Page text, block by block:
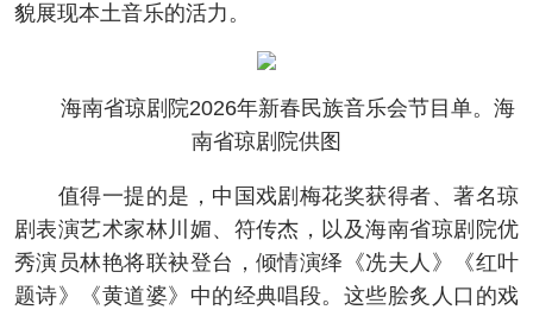
貌展现本土音乐的活力。
海南省琼剧院2026年新春民族音乐会节目单。海
南省琼剧院供图
值得一提的是，中国戏剧梅花奖获得者、著名琼
剧表演艺术家林川媚、符传杰，以及海南省琼剧院优
秀演员林艳将联袂登台，倾情演绎《冼夫人》《红叶
题诗》《黄道婆》中的经典唱段。这些脍炙人口的戏